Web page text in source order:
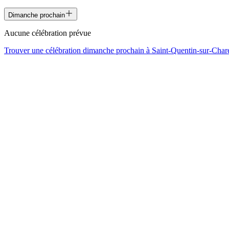
Dimanche prochain
Aucune célébration prévue
Trouver une célébration dimanche prochain à Saint-Quentin-sur-